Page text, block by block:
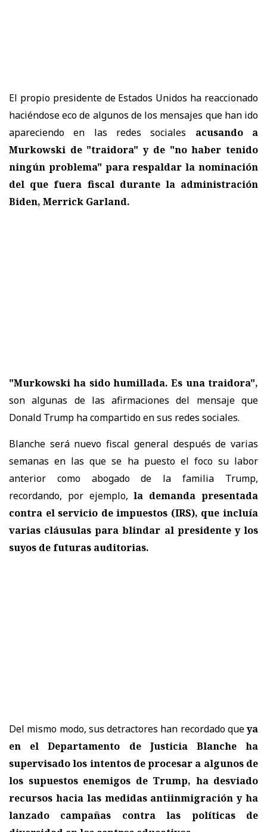
El propio presidente de Estados Unidos ha reaccionado
haciéndose eco de algunos de los mensajes que han ido
apareciendo en las redes sociales acusando a
Murkowski de "traidora" y de "no haber tenido
ningún problema" para respaldar la nominación
del que fuera fiscal durante la administración
Biden, Merrick Garland.
"Murkowski ha sido humillada. Es una traidora",
son algunas de las afirmaciones del mensaje que
Donald Trump ha compartido en sus redes sociales.
Blanche será nuevo fiscal general después de varias
semanas en las que se ha puesto el foco su labor
anterior como abogado de la familia Trump,
recordando, por ejemplo,la demanda presentada
contra el servicio de impuestos (IRS), que incluía
varias cláusulas para blindar al presidente y los
suyos de futuras auditorias.
Del mismo modo, sus detractores han recordado queya
en el Departamento de Justicia Blanche ha
supervisado los intentos de procesar a algunos de
los supuestos enemigos de Trump, ha desviado
recursos hacia las medidas antiinmigración y ha
lanzado campañas contra las políticas de